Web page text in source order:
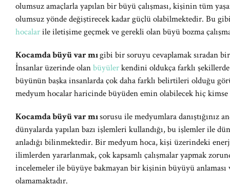
olumsuz amaçlarla yapılan bir büyü çalışması, kişinin tüm
olumsuz yönde değiştirecek kadar güçlü olabilmektedir. Bu
hocalarile iletişime geçmek ve gerekli olan büyü bozma
Kocamda büyü var mıgibi bir soruyu cevaplamak sıradan
İnsanlar üzerinde olanbüyülerkendini oldukça farklı
büyünün başka insanlarda çok daha farklı belirtileri olduğu
medyum hocalar haricinde büyüden emin olabilecek hiç
Kocamda büyü var mısorusu ile medyumlara danıştığınız
dünyalarda yapılan bazı işlemleri kullandığı, bu işlemler ile
anladığı bilinmektedir. Bir medyum hoca, kişi üzerindeki
ilimlerden yararlanmak, çok kapsamlı çalışmalar yapmak
incelemeler ile büyüye bakmayan bir kişinin büyüyü anlaması
olamamaktadır.